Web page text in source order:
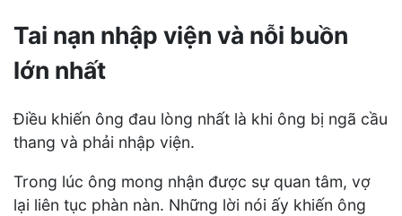
Tai nạn nhập viện và nỗi buồn
lớn nhất
Điều khiến ông đau lòng nhất là khi ông bị ngã cầu
thang và phải nhập viện.
Trong lúc ông mong nhận được sự quan tâm, vợ
lại liên tục phàn nàn. Những lời nói ấy khiến ông